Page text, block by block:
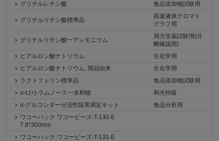
グリチルレチン酸 食品添加物試験用
グリチルリチン酸標準品
高速液体クロマト
グラフ用
グリチルリチン酸一アンモニウム
局方生薬試験用(分
離確認用)
ヒアルロン酸ナトリウム
生化学用
ヒアルロン酸ナトリウム, 鶏冠由来
生化学用
ラクトフェリン標準品
食品添加物試験用
α-L(+)-ラムノース一水和物
和光特級
α-グルコシダーゼ活性阻害測定キット
食品分析用
ワコーパック ワコービーズ-T-130-E
7.8*300mm
ワコーパック ワコービーズ-T-131-E